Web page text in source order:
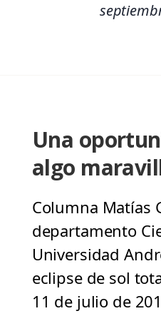
Una
algo
Columna Matías
departamento
Universidad
eclipse de sol
11 de julio de